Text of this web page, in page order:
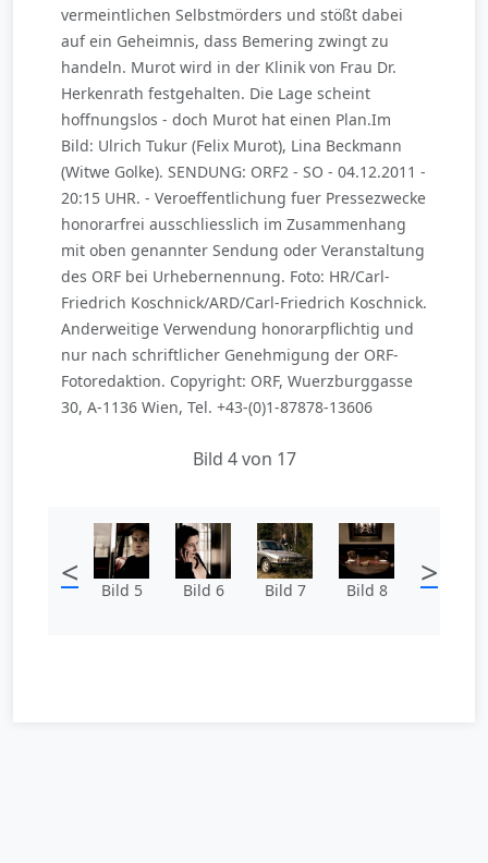
vermeintlichen Selbstmörders und stößt dabei
auf ein Geheimnis, dass Bemering zwingt zu
handeln. Murot wird in der Klinik von Frau Dr.
Herkenrath festgehalten. Die Lage scheint
hoffnungslos - doch Murot hat einen Plan.Im
Bild: Ulrich Tukur (Felix Murot), Lina Beckmann
(Witwe Golke). SENDUNG: ORF2 - SO - 04.12.2011 -
20:15 UHR. - Veroeffentlichung fuer Pressezwecke
honorarfrei ausschliesslich im Zusammenhang
mit oben genannter Sendung oder Veranstaltung
des ORF bei Urhebernennung. Foto: HR/Carl-
Friedrich Koschnick/ARD/Carl-Friedrich Koschnick.
Anderweitige Verwendung honorarpflichtig und
nur nach schriftlicher Genehmigung der ORF-
Fotoredaktion. Copyright: ORF, Wuerzburggasse
30, A-1136 Wien, Tel. +43-(0)1-87878-13606
Bild 4 von 17
< Bild 5 Bild 6 Bild 7 Bild 8 >